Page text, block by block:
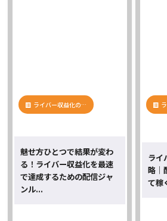
ライバー収益化の…
魅せ方ひとつで結果が変わ
る！ライバー収益化を最速
で達成するための配信ジャ
ンル...
ライ
略｜
て稼